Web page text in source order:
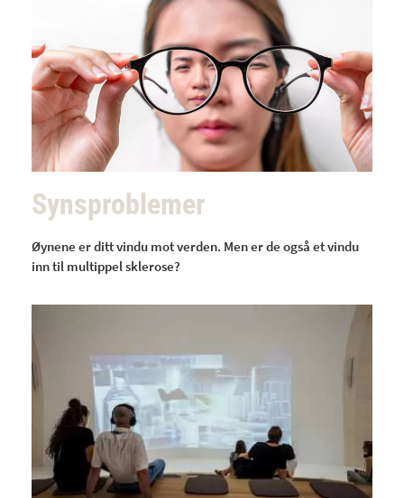
Synsproblemer
Øynene er ditt vindu mot verden. Men er de også et vindu
inn til multippel sklerose?